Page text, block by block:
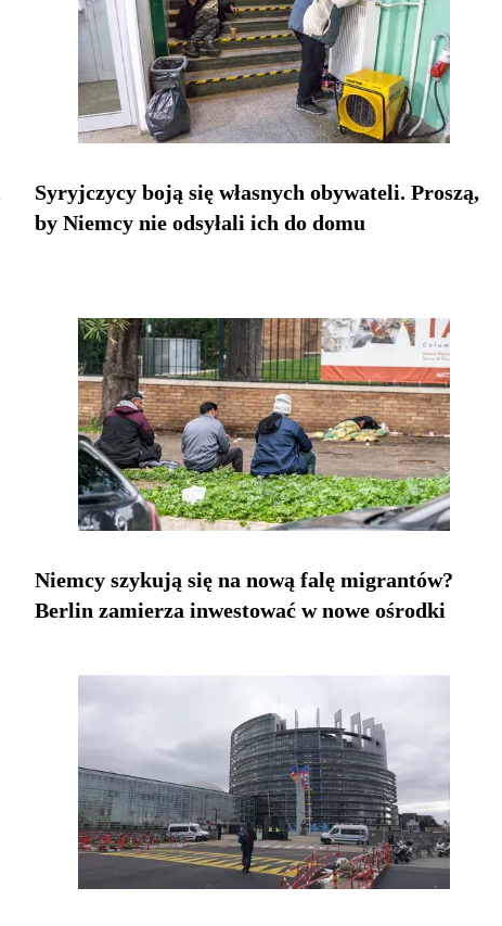
Syryjczycy boją się własnych obywateli. Proszą,
by Niemcy nie odsyłali ich do domu
Niemcy szykują się na nową falę migrantów?
Berlin zamierza inwestować w nowe ośrodki